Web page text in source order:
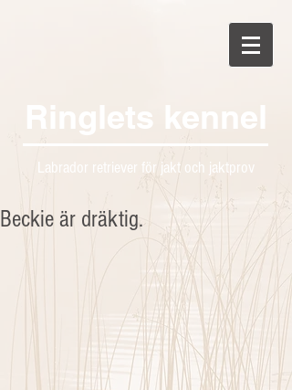
Ringlets kennel
Labrador retriever för jakt och jaktprov
Beckie är dräktig.